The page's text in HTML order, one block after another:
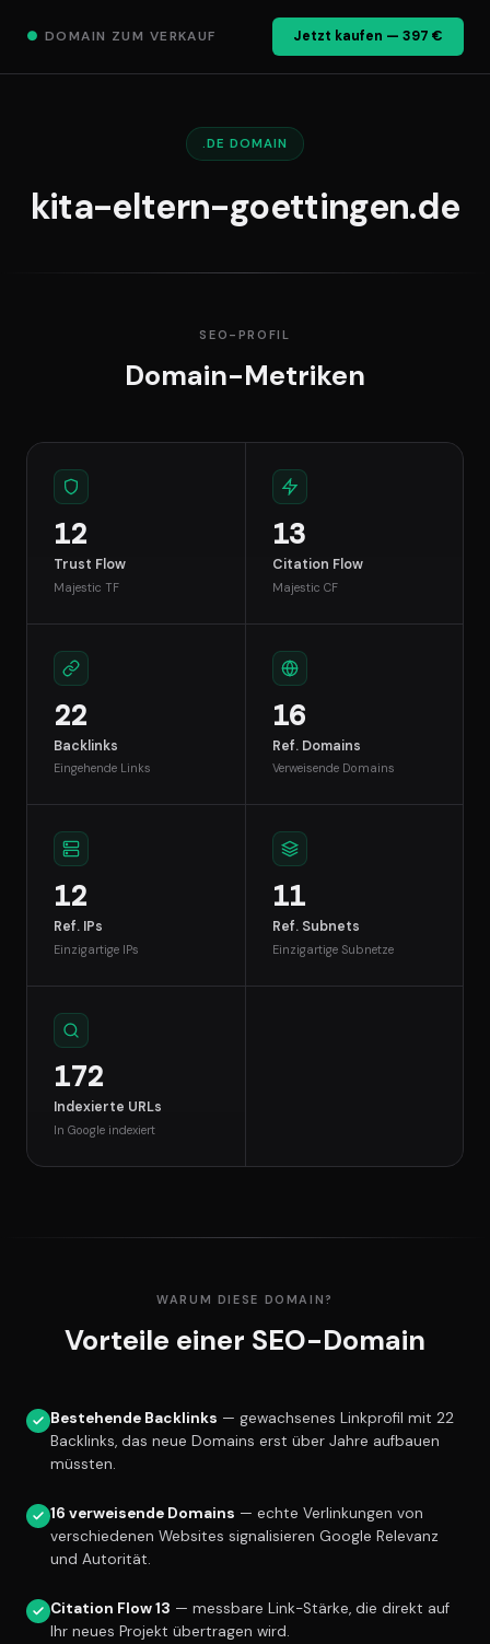
● DOMAIN ZUM VERKAUF Jetzt kaufen — 397 €
.DE DOMAIN
kita-eltern-goettingen.de
SEO-PROFIL
Domain-Metriken
12
Trust Flow
Majestic TF
13
Citation Flow
Majestic CF
22
Backlinks
Eingehende Links
16
Ref. Domains
Verweisende Domains
12
Ref. IPs
Einzigartige IPs
11
Ref. Subnets
Einzigartige Subnetze
172
Indexierte URLs
In Google indexiert
WARUM DIESE DOMAIN?
Vorteile einer SEO-Domain
Bestehende Backlinks — gewachsenes Linkprofil mit 22
Backlinks, das neue Domains erst über Jahre aufbauen
müssten.
16 verweisende Domains — echte Verlinkungen von
verschiedenen Websites signalisieren Google Relevanz
und Autorität.
Citation Flow 13 — messbare Link-Stärke, die direkt auf
Ihr neues Projekt übertragen wird.